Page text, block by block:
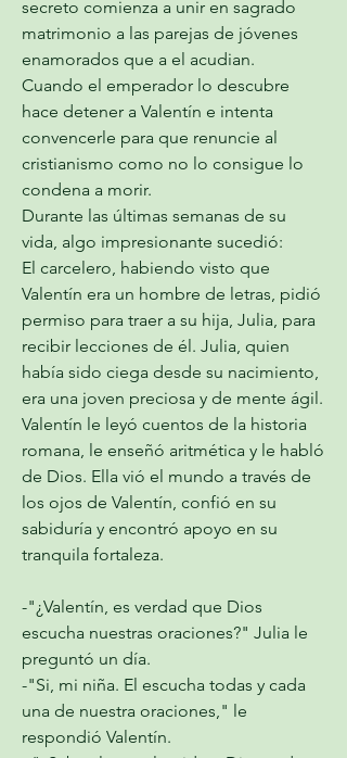
secreto comienza a unir en sagrado
matrimonio a las parejas de jóvenes
enamorados que a el acudian.
Cuando el emperador lo descubre
hace detener a Valentín e intenta
convencerle para que renuncie al
cristianismo como no lo consigue lo
condena a morir.
Durante las últimas semanas de su
vida, algo impresionante sucedió:
El carcelero, habiendo visto que
Valentín era un hombre de letras, pidió
permiso para traer a su hija, Julia, para
recibir lecciones de él. Julia, quien
había sido ciega desde su nacimiento,
era una joven preciosa y de mente ágil.
Valentín le leyó cuentos de la historia
romana, le enseñó aritmética y le habló
de Dios. Ella vió el mundo a través de
los ojos de Valentín, confió en su
sabiduría y encontró apoyo en su
tranquila fortaleza.
-"¿Valentín, es verdad que Dios
escucha nuestras oraciones?" Julia le
preguntó un día.
-"Si, mi niña. El escucha todas y cada
una de nuestra oraciones," le
respondió Valentín.